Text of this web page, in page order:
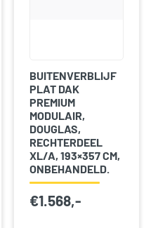
BUITENVERBLIJF
PLAT DAK
PREMIUM
MODULAIR,
DOUGLAS,
RECHTERDEEL
XL/A, 193×357 CM,
ONBEHANDELD.
€1.568,-